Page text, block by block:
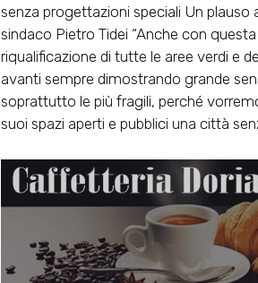
senza progettazioni speciali Un plauso
sindaco Pietro Tidei “Anche con
riqualificazione di tutte le aree verdi e
avanti sempre dimostrando grande
soprattutto le più fragili, perché
suoi spazi aperti e pubblici una città